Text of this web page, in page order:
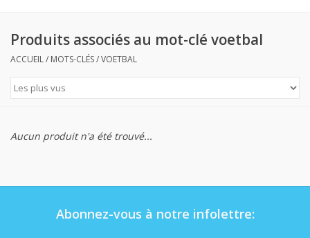
Boîtes de récompense
Nouveau
Prix
Produits associés au mot-clé voetbal
ACCUEIL/ MOTS-CLÉS/VOETBAL
Aucun produit n'a été trouvé...
Abonnez-vous à notre infolettre: